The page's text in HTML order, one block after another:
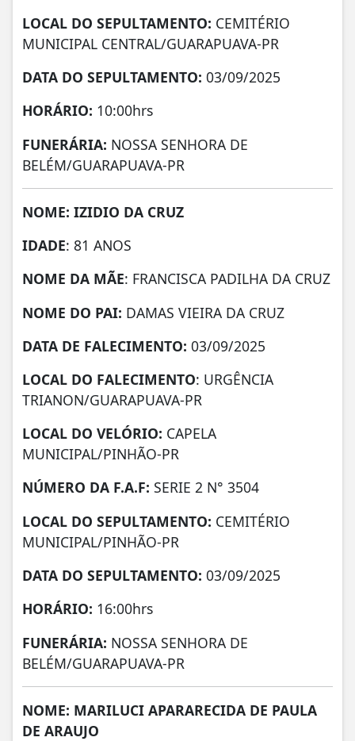
LOCAL DO SEPULTAMENTO: CEMITÉRIO
MUNICIPAL CENTRAL/GUARAPUAVA-PR
DATA DO SEPULTAMENTO: 03/09/2025
HORÁRIO: 10:00hrs
FUNERÁRIA: NOSSA SENHORA DE
BELÉM/GUARAPUAVA-PR
NOME: IZIDIO DA CRUZ
IDADE: 81 ANOS
NOME DA MÃE: FRANCISCA PADILHA DA CRUZ
NOME DO PAI: DAMAS VIEIRA DA CRUZ
DATA DE FALECIMENTO: 03/09/2025
LOCAL DO FALECIMENTO: URGÊNCIA
TRIANON/GUARAPUAVA-PR
LOCAL DO VELÓRIO: CAPELA
MUNICIPAL/PINHÃO-PR
NÚMERO DA F.A.F: SERIE 2 N° 3504
LOCAL DO SEPULTAMENTO: CEMITÉRIO
MUNICIPAL/PINHÃO-PR
DATA DO SEPULTAMENTO: 03/09/2025
HORÁRIO: 16:00hrs
FUNERÁRIA: NOSSA SENHORA DE
BELÉM/GUARAPUAVA-PR
NOME: MARILUCI APARARECIDA DE PAULA
DE ARAUJO